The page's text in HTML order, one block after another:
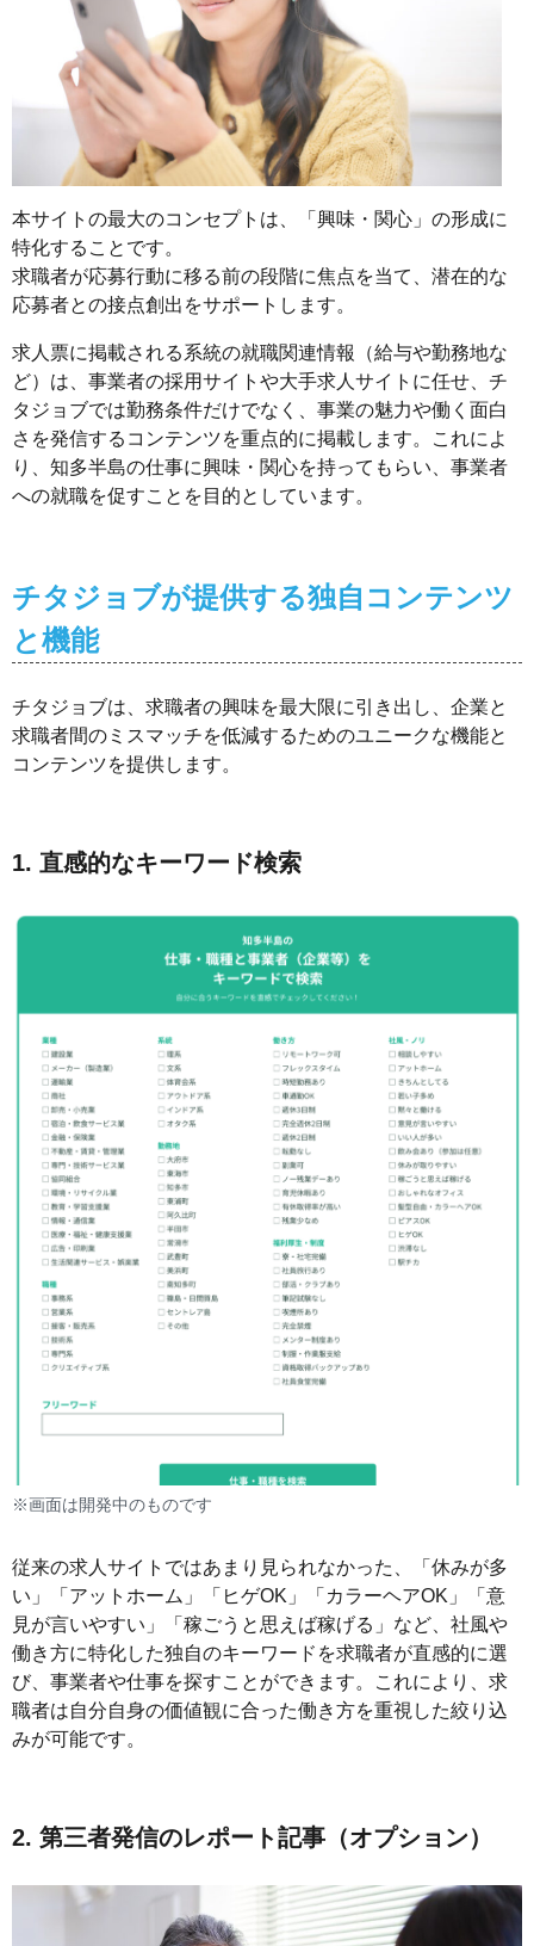
本サイトの最大のコンセプトは、「興味・関心」の形成に
特化することです。
求職者が応募行動に移る前の段階に焦点を当て、潜在的な
応募者との接点創出をサポートします。
求人票に掲載される系統の就職関連情報（給与や勤務地な
ど）は、事業者の採用サイトや大手求人サイトに任せ、チ
タジョブでは勤務条件だけでなく、事業の魅力や働く面白
さを発信するコンテンツを重点的に掲載します。これによ
り、知多半島の仕事に興味・関心を持ってもらい、事業者
への就職を促すことを目的としています。
チタジョブが提供する独自コンテンツ
と機能
チタジョブは、求職者の興味を最大限に引き出し、企業と
求職者間のミスマッチを低減するためのユニークな機能と
コンテンツを提供します。
1. 直感的なキーワード検索
※画面は開発中のものです
従来の求人サイトではあまり見られなかった、「休みが多
い」「アットホーム」「ヒゲOK」「カラーヘアOK」「意
見が言いやすい」「稼ごうと思えば稼げる」など、社風や
働き方に特化した独自のキーワードを求職者が直感的に選
び、事業者や仕事を探すことができます。これにより、求
職者は自分自身の価値観に合った働き方を重視した絞り込
みが可能です。
2. 第三者発信のレポート記事（オプション）